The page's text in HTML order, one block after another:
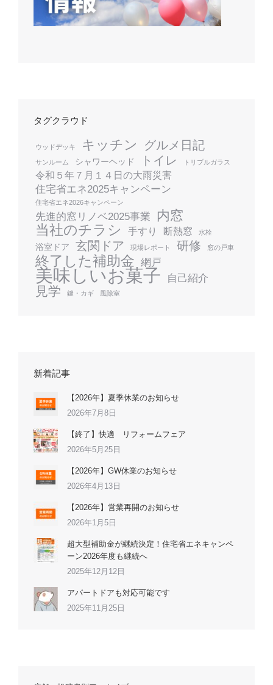
タグクラウド
ウッドデッキ キッチン グルメ日記
サンルーム シャワーヘッド トイレ トリプルガラス
令和５年７月１４日の大雨災害
住宅省エネ2025キャンペーン
住宅省エネ2026キャンペーン
先進的窓リノベ2025事業 内窓
当社のチラシ 手すり 断熱窓 水栓
浴室ドア 玄関ドア 現場レポート 研修 窓の戸車
終了した補助金 網戸
美味しいお菓子 自己紹介
見学 鍵・カギ 風除室
新着記事
【2026年】夏季休業のお知らせ
2026年7月8日
【終了】快適 リフォームフェア
2026年5月25日
【2026年】GW休業のお知らせ
2026年4月13日
【2026年】営業再開のお知らせ
2026年1月5日
超大型補助金が継続決定！住宅省エネキャンペ
ーン2026年度も継続へ
2025年12月12日
アパートドアも対応可能です
2025年11月25日